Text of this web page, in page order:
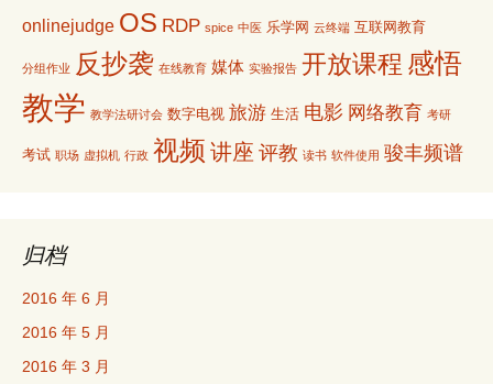
onlinejudge OS RDP spice 中医 乐学网 云终端 互联网教育
分组作业 反抄袭 在线教育 媒体 实验报告 开放课程 感悟
教学 教学法研讨会 数字电视 旅游 生活 电影 网络教育 考研
考试 职场 虚拟机 行政 视频 讲座 评教 读书 软件使用 骏丰频谱
归档
2016 年 6 月
2016 年 5 月
2016 年 3 月